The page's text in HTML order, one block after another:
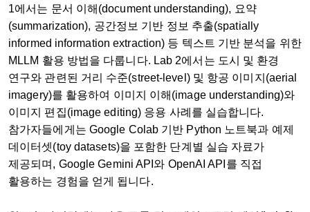
1에서는 문서 이해(document understanding), 요약
(summarization), 공간정보 기반 정보 추출(spatially
informed information extraction) 등 텍스트 기반 분석을 위한
MLLM 활용 방법을 다룹니다. Lab 2에서는 도시 및 환경
연구와 관련된 거리 수준(street-level) 및 항공 이미지(aerial
imagery)를 활용하여 이미지 이해(image understanding)와
이미지 편집(image editing) 응용 사례를 실습합니다.
참가자들에게는 Google Colab 기반 Python 노트북과 예제
데이터셋(toy datasets)을 포함한 단계별 실습 자료가
제공되며, Google Gemini API와 OpenAI API를 직접
활용하는 경험을 얻게 됩니다.